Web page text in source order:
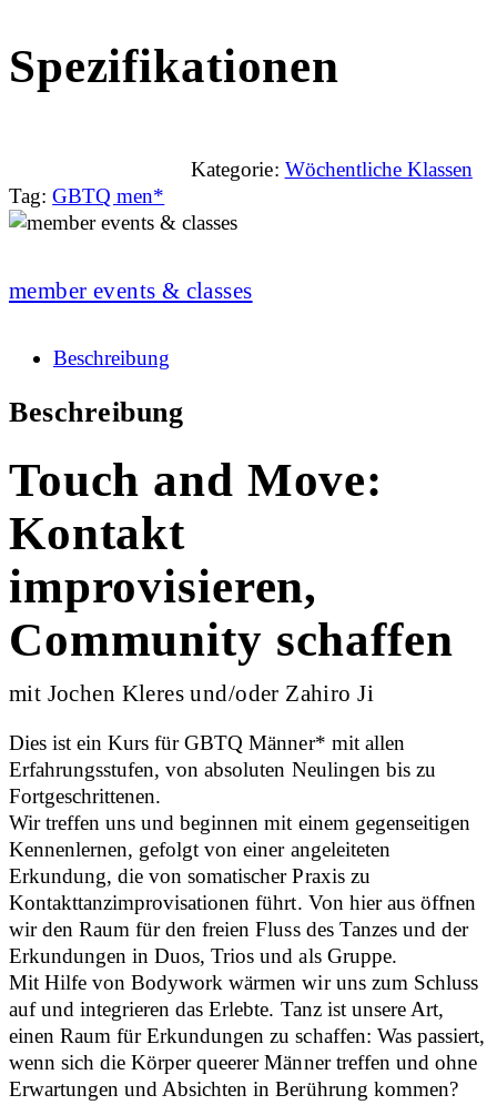
Spezifikationen
Kategorie: Wöchentliche Klassen
Tag: GBTQ men*
member events & classes
Beschreibung
Beschreibung
Touch and Move:
Kontakt
improvisieren,
Community schaffen
mit Jochen Kleres und/oder Zahiro Ji
Dies ist ein Kurs für GBTQ Männer* mit allen
Erfahrungsstufen, von absoluten Neulingen bis zu
Fortgeschrittenen.
Wir treffen uns und beginnen mit einem gegenseitigen
Kennenlernen, gefolgt von einer angeleiteten
Erkundung, die von somatischer Praxis zu
Kontakttanzimprovisationen führt. Von hier aus öffnen
wir den Raum für den freien Fluss des Tanzes und der
Erkundungen in Duos, Trios und als Gruppe.
Mit Hilfe von Bodywork wärmen wir uns zum Schluss
auf und integrieren das Erlebte. Tanz ist unsere Art,
einen Raum für Erkundungen zu schaffen: Was passiert,
wenn sich die Körper queerer Männer treffen und ohne
Erwartungen und Absichten in Berührung kommen?